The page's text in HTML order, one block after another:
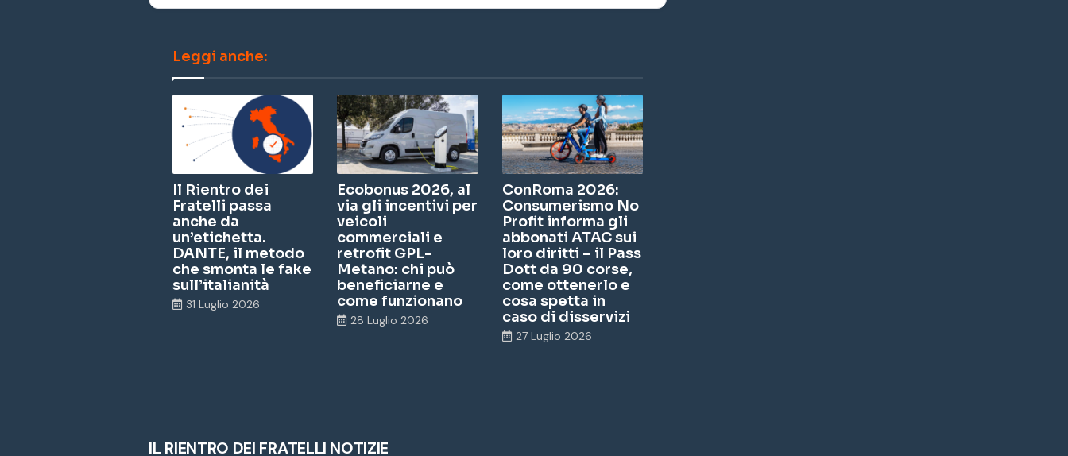
Leggi anche:
Il Rientro dei
Fratelli passa
anche da
un’etichetta.
DANTE, il metodo
che smonta le fake
sull’italianità
31 Luglio 2026
Ecobonus 2026, al
via gli incentivi per
veicoli
commerciali e
retrofit GPL-
Metano: chi può
beneficiarne e
come funzionano
28 Luglio 2026
ConRoma 2026:
Consumerismo No
Profit informa gli
abbonati ATAC sui
loro diritti – il Pass
Dott da 90 corse,
come ottenerlo e
cosa spetta in
caso di disservizi
27 Luglio 2026